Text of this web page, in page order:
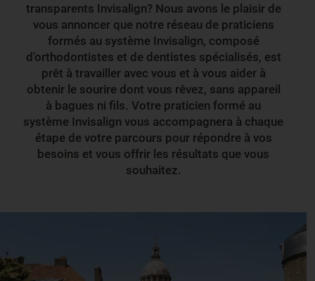
transparents Invisalign? Nous avons le plaisir de
vous annoncer que notre réseau de praticiens
formés au système Invisalign, composé
d'orthodontistes et de dentistes spécialisés, est
prêt à travailler avec vous et à vous aider à
obtenir le sourire dont vous rêvez, sans appareil
à bagues ni fils. Votre praticien formé au
système Invisalign vous accompagnera à chaque
étape de votre parcours pour répondre à vos
besoins et vous offrir les résultats que vous
souhaitez.